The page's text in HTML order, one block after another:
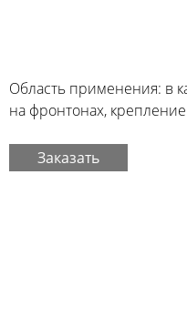
Область применения: в
на фронтонах,
Заказать